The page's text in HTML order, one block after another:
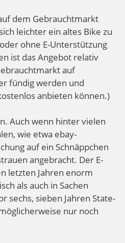
dem Gebrauchtmarkt
leichter ein altes Bike zu
ohne E-Unterstützung
ist das Angebot relativ
auf
fündig werden und
anbieten können.)
Auch wenn hinter vielen
wie etwa ebay-
auf ein Schnäppchen
angebracht. Der E-
letzten Jahren enorm
als auch in Sachen
sechs, sieben Jahren State-
nur noch